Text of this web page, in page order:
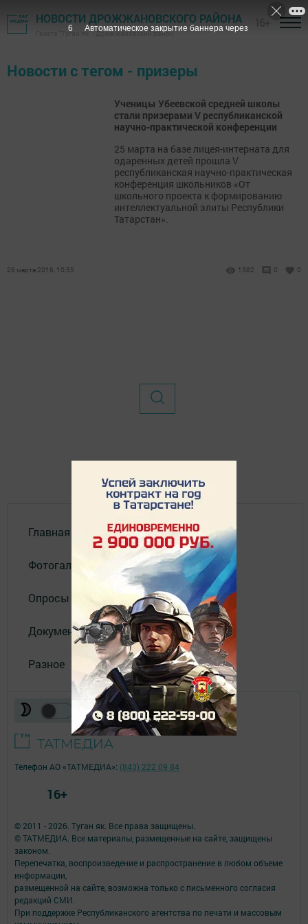
НОВОСТИ ДРОЖЖАНОВСКОГО РАЙОНА
Газета "Туган як" - Дрожжановский район
Новости с тегом - призеры
Ученицы Убеевской средней школы
стали призерами V республиканской
научно-практической конференции
25 марта на базе лицея-интерната для
одаренных детей прошла V
республиканская научно-практическая
конференция школьников «От
школьного проекта к формированию
интеллектуальной элиты Республики
Татарстан».
26 марта 2016, 10:55 1382 0 0
Главная
Фотогалереи
Опросы
Документы филиала
Разное
© 2011 - 2026. Туган як. Все права защищены.
© ТАТМЕДИА. Все материалы, размещенные на сайте, защищены
законом.
Перепечатка, воспроизведение и распространение в любом объеме
информации,
размещенной на сайте, возможна только с письменного согласия
редакций СМИ.
При поддержке Республиканского агентства по печати и массовым
Телефон АО «ТАТМЕДИА»: (843) 222 09 84
16+
6 Автоматическое закрытие баннера через